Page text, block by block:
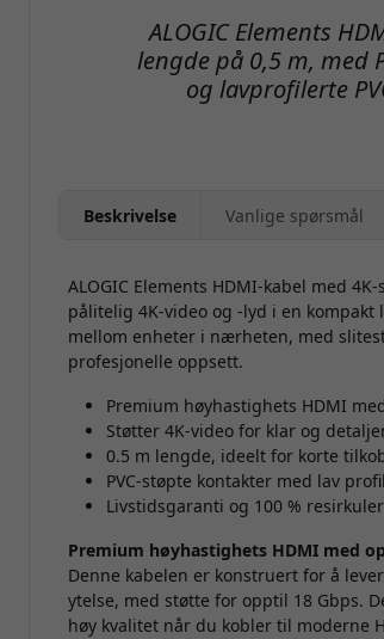
ALOGIC Elements
lengde på 0,5 m, med
og lavprofilerte
Beskrivelse Vanlige spørsmål
ALOGIC Elements HDMI-kabel med
pålitelig 4K-video og -lyd i en
mellom enheter i nærheten, med
profesjonelle oppsett.
Premium høyhastighets HDMI
Støtter 4K-video for klar og
0.5 m lengde, ideelt for korte
PVC-støpte kontakter med lav
Livstidsgaranti og 100 %
Premium høyhastighets HDMI med
Denne kabelen er konstruert for å
ytelse, med støtte for opptil 18 Gbps.
høy kvalitet når du kobler til moderne